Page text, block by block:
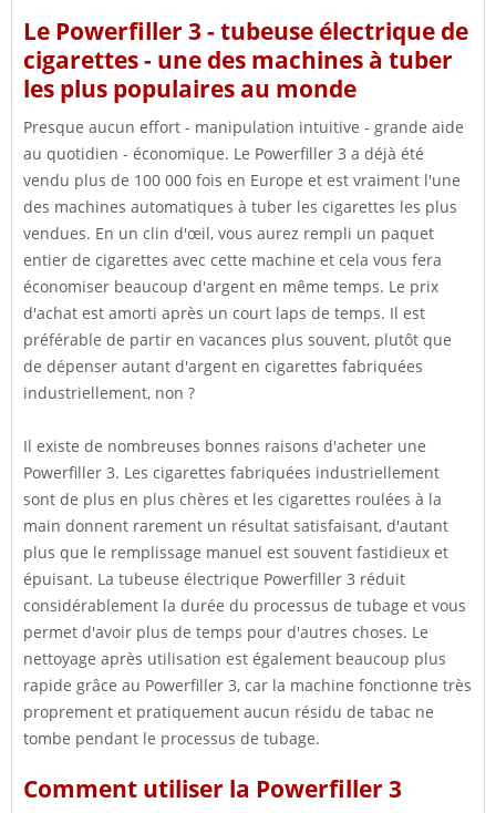
Le Powerfiller 3 - tubeuse électrique de
cigarettes - une des machines à tuber
les plus populaires au monde
Presque aucun effort - manipulation intuitive - grande aide
au quotidien - économique. Le Powerfiller 3 a déjà été
vendu plus de 100 000 fois en Europe et est vraiment l'une
des machines automatiques à tuber les cigarettes les plus
vendues. En un clin d'œil, vous aurez rempli un paquet
entier de cigarettes avec cette machine et cela vous fera
économiser beaucoup d'argent en même temps. Le prix
d'achat est amorti après un court laps de temps. Il est
préférable de partir en vacances plus souvent, plutôt que
de dépenser autant d'argent en cigarettes fabriquées
industriellement, non ?
Il existe de nombreuses bonnes raisons d'acheter une
Powerfiller 3. Les cigarettes fabriquées industriellement
sont de plus en plus chères et les cigarettes roulées à la
main donnent rarement un résultat satisfaisant, d'autant
plus que le remplissage manuel est souvent fastidieux et
épuisant. La tubeuse électrique Powerfiller 3 réduit
considérablement la durée du processus de tubage et vous
permet d'avoir plus de temps pour d'autres choses. Le
nettoyage après utilisation est également beaucoup plus
rapide grâce au Powerfiller 3, car la machine fonctionne très
proprement et pratiquement aucun résidu de tabac ne
tombe pendant le processus de tubage.
Comment utiliser la Powerfiller 3